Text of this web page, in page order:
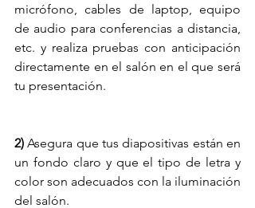
micrófono, cables de laptop, equipo
de audio para conferencias a distancia,
etc. y realiza pruebas con anticipación
directamente en el salón en el que será
tu presentación.
2) Asegura que tus diapositivas están en
un fondo claro y que el tipo de letra y
color son adecuados con la iluminación
del salón.